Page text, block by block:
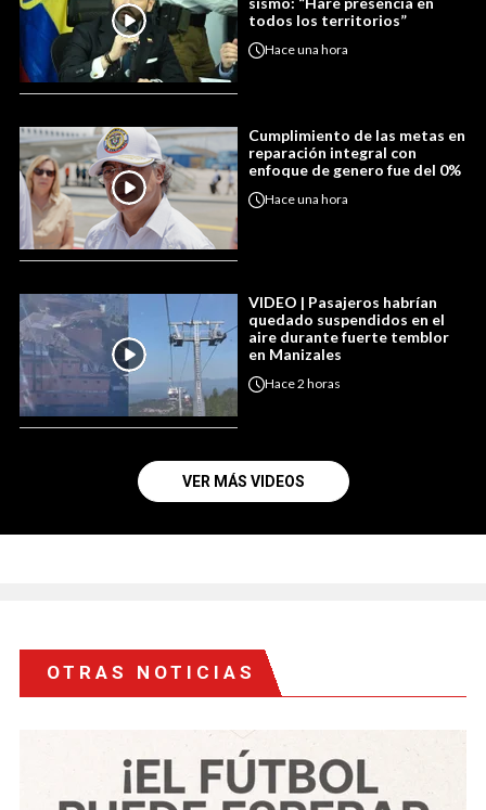
todos los territorios”
Haceuna hora
Cumplimiento de las metas en
reparación integral con
enfoque de genero fue del 0%
Haceuna hora
VIDEO | Pasajeros habrían
quedado suspendidos en el
aire durante fuerte temblor
en Manizales
Hace2 horas
VER MÁS VIDEOS
OTRAS NOTICIAS